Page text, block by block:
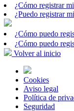
¿Cómo registrar
¿Puedo registrar
¿Cómo puedo
¿Cómo puedo
Volver al inicio
Cookies
Aviso legal
Política de
Seguridad